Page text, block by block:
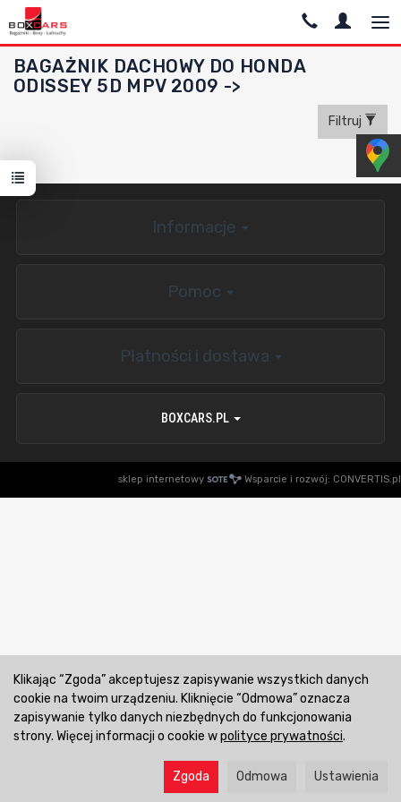
BAGAŻNIK DACHOWY DO HONDA
ODISSEY 5D MPV 2009 ->
Filtruj
Informacje
Pomoc
Płatności i dostawa
BOXCARS.PL
sklep internetowy Wsparcie i rozwój: CONVERTIS.pl
Klikając “Zgoda” akceptujesz zapisywanie wszystkich danych
cookie na twoim urządzeniu. Kliknięcie “Odmowa” oznacza
zapisywanie tylko danych niezbędnych do funkcjonowania
strony. Więcej informacji o cookie wpolityce prywatności.
Ustawienia
Odmowa
Zgoda